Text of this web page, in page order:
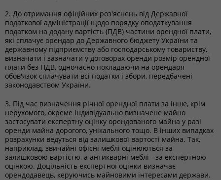
2. До отримання офіційних роз'яснень від Державної
податкової адміністрації щодо порядку оподаткування
податком на додану вартість (ПДВ) частини орендної плати,
які сплачує орендар до Державного бюджету України та
державному підприємству або господарському товариству,
визначати і зазначати у договорах оренди розмір орендної
плати без ПДВ, одночасно покладаючи на орендаря
обов'язок сплачувати всі податки і збори, передбачені
законодавством України.
3. Під час визначення річної орендної плати за інше, крім
нерухомого, окреме індивідуально визначене майно
застосувати експертну оцінку орендованого майна у разі
оренди майна дорогого, унікального тощо. В інших випадках
розрахунки ведуться від залишкової вартості майна. Так,
наприклад, звичайні офісні меблі оцінюються за
залишковою вартістю, а антикварні меблі - за експертною
оцінкою. Доцільність експертної оцінки визначає
орендодавець, керуючись майновими інтересами держави.